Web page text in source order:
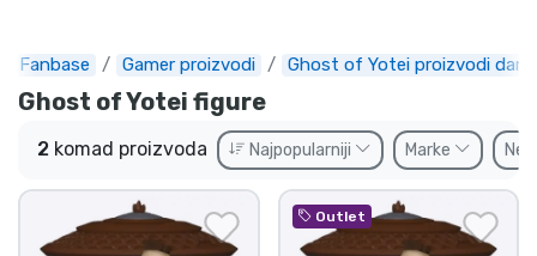
Fanbase Gamer proizvodi Ghost of Yotei proizvodi
Ghost of Yotei figure
2 komad proizvoda Najpopularniji Marke Ne
Outlet
Prednarudžbe
Outlet proizvodi
Dostava i plaćanje